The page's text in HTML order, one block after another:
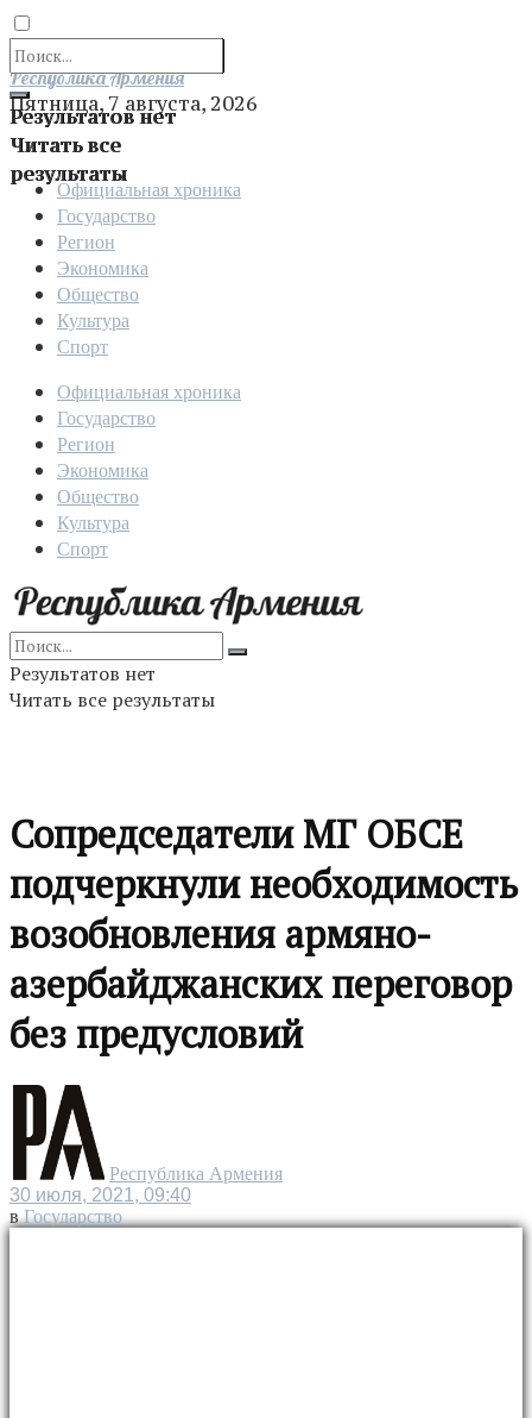
Результатов нет
Читать все
результаты
Отправить
Республика Армения
Пятница, 7 августа, 2026
Официальная хроника
Государство
Регион
Экономика
Общество
Культура
Спорт
Официальная хроника
Государство
Регион
Экономика
Общество
Культура
Спорт
Результатов нет
Читать все результаты
Сопредседатели МГ ОБСЕ
подчеркнули необходимость
возобновления армяно-
азербайджанских переговор
без предусловий
Республика Армения
30 июля, 2021, 09:40
в Государство